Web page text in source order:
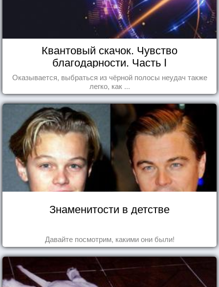
Квантовый скачок. Чувство
благодарности. Часть I
Оказывается, выбраться из чёрной полосы неудач также
легко, как ...
Знаменитости в детстве
Давайте посмотрим, какими они были!